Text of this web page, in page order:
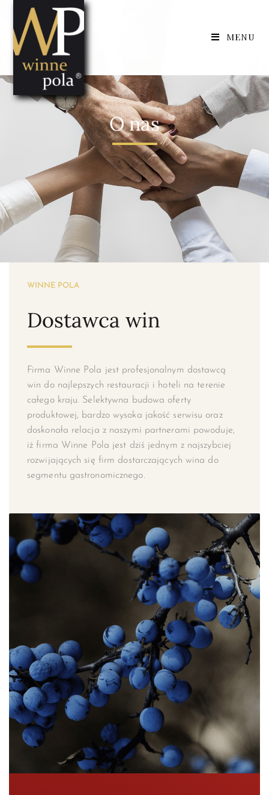
MENU
O nas
WINNE POLA
Dostawca win
Firma Winne Pola jest profesjonalnym dostawcą
win do najlepszych restauracji i hoteli na terenie
całego kraju. Selektywna budowa oferty
produktowej, bardzo wysoka jakość serwisu oraz
doskonała relacja z naszymi partnerami powoduje,
iż firma Winne Pola jest dziś jednym z najszybciej
rozwijających się firm dostarczających wina do
segmentu gastronomicznego.